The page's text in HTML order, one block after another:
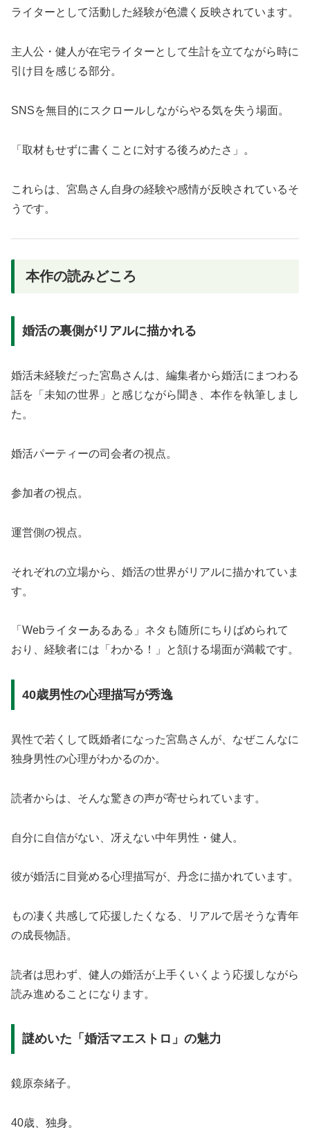
ライターとして活動した経験が色濃く反映されています。
主人公・健人が在宅ライターとして生計を立てながら時に
引け目を感じる部分。
SNSを無目的にスクロールしながらやる気を失う場面。
「取材もせずに書くことに対する後ろめたさ」。
これらは、宮島さん自身の経験や感情が反映されているそ
うです。
本作の読みどころ
婚活の裏側がリアルに描かれる
婚活未経験だった宮島さんは、編集者から婚活にまつわる
話を「未知の世界」と感じながら聞き、本作を執筆しまし
た。
婚活パーティーの司会者の視点。
参加者の視点。
運営側の視点。
それぞれの立場から、婚活の世界がリアルに描かれていま
す。
「Webライターあるある」ネタも随所にちりばめられて
おり、経験者には「わかる！」と頷ける場面が満載です。
40歳男性の心理描写が秀逸
異性で若くして既婚者になった宮島さんが、なぜこんなに
独身男性の心理がわかるのか。
読者からは、そんな驚きの声が寄せられています。
自分に自信がない、冴えない中年男性・健人。
彼が婚活に目覚める心理描写が、丹念に描かれています。
もの凄く共感して応援したくなる、リアルで居そうな青年
の成長物語。
読者は思わず、健人の婚活が上手くいくよう応援しながら
読み進めることになります。
謎めいた「婚活マエストロ」の魅力
鏡原奈緒子。
40歳、独身。